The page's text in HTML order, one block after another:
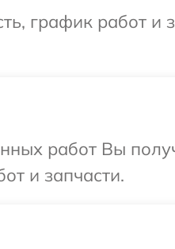
график работ и
работ Вы
и запчасти.